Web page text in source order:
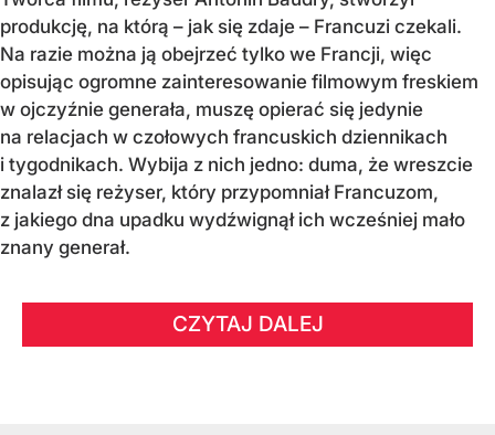
produkcję, na którą – jak się zdaje – Francuzi czekali.
Na razie można ją obejrzeć tylko we Francji, więc
opisując ogromne zainteresowanie filmowym freskiem
w ojczyźnie generała, muszę opierać się jedynie
na relacjach w czołowych francuskich dziennikach
i tygodnikach. Wybija z nich jedno: duma, że wreszcie
znalazł się reżyser, który przypomniał Francuzom,
z jakiego dna upadku wydźwignął ich wcześniej mało
znany generał.
CZYTAJ DALEJ